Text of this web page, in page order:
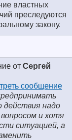
властных
преследуются
закону.
от Сергей
действия надо
и хотя
ситуацией, а